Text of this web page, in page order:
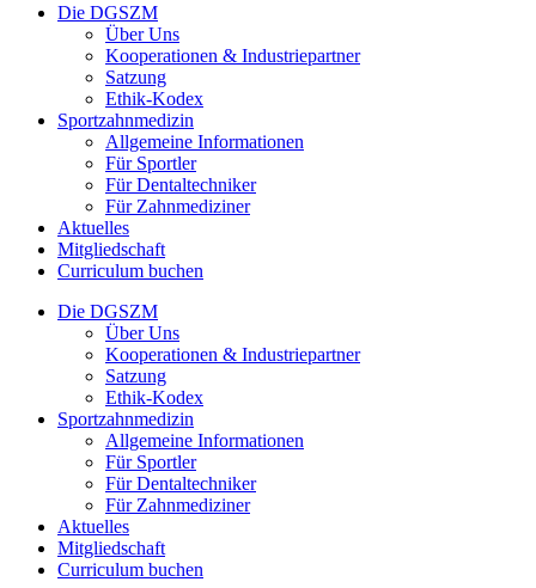
Die DGSZM
Über Uns
Kooperationen & Industriepartner
Satzung
Ethik-Kodex
Sportzahnmedizin
Allgemeine Informationen
Für Sportler
Für Dentaltechniker
Für Zahnmediziner
Aktuelles
Mitgliedschaft
Curriculum buchen
Die DGSZM
Über Uns
Kooperationen & Industriepartner
Satzung
Ethik-Kodex
Sportzahnmedizin
Allgemeine Informationen
Für Sportler
Für Dentaltechniker
Für Zahnmediziner
Aktuelles
Mitgliedschaft
Curriculum buchen